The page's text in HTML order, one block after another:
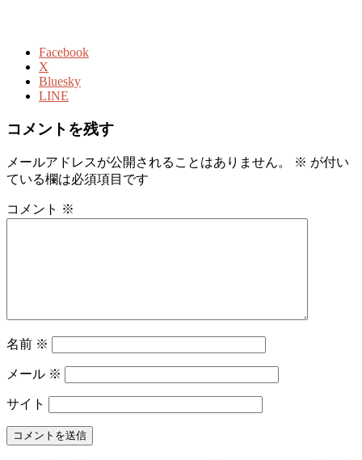
Facebook
X
Bluesky
LINE
コメントを残す
メールアドレスが公開されることはありません。 ※ が付い
ている欄は必須項目です
コメント ※
名前 ※
メール ※
サイト